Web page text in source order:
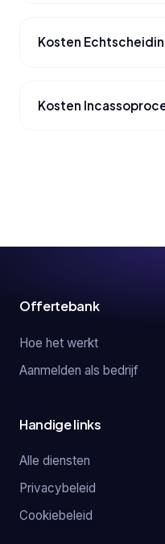
Kosten
Kosten
Offertebank
Hoe het werkt
Aanmelden als bedrijf
Handige links
Alle diensten
Privacybeleid
Cookiebeleid